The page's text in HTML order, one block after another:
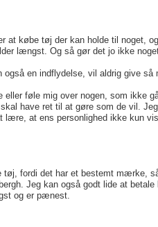
at købe tøj der kan holde til noget,
længst. Og så gør det jo ikke
også en indflydelse, vil aldrig give
eller føle mig over nogen, som ikke
have ret til at gøre som de vil.
lære, at ens personlighed ikke kun
tøj, fordi det har et bestemt mærke,
Jeg kan også godt lide at
og er pænest.